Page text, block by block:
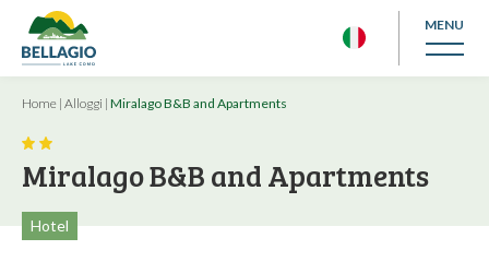
MENU
Home | Alloggi | Miralago B&B and Apartments
Miralago B&B and Apartments
Hotel